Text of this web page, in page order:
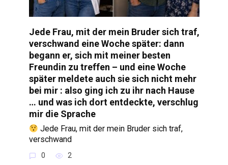
Jede Frau, mit der mein Bruder sich traf,
verschwand eine Woche später: dann
begann er, sich mit meiner besten
Freundin zu treffen – und eine Woche
später meldete auch sie sich nicht mehr
bei mir : also ging ich zu ihr nach Hause
… und was ich dort entdeckte, verschlug
mir die Sprache
Jede Frau, mit der mein Bruder sich traf,
verschwand
0 2